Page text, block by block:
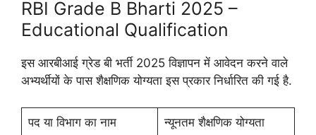
RBI Grade B Bharti 2025 –
Educational Qualification
इस आरबीआई ग्रेड बी भर्ती 2025 विज्ञापन में आवेदन करने वाले
अभ्यर्थीयों के पास शैक्षणिक योग्यता इस प्रकार निर्धारित की गई है.
पद या विभाग का नाम न्यूनतम शैक्षणिक योग्यता